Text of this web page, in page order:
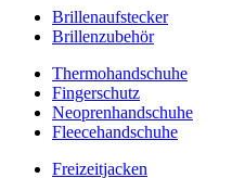
Brillenaufstecker
Brillenzubehör
Thermohandschuhe
Fingerschutz
Neoprenhandschuhe
Fleecehandschuhe
Freizeitjacken